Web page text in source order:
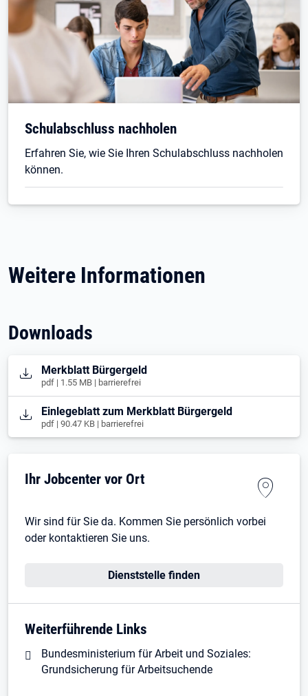
Schulabschluss nachholen
Erfahren Sie, wie Sie Ihren Schulabschluss nachholen
können.
Weitere Informationen
Downloads
Öffnet in neuem Tab
Merkblatt Bürgergeld
pdf | 1.55 MB | barrierefrei
Öffnet in neuem Tab
Einlegeblatt zum Merkblatt Bürgergeld
pdf | 90.47 KB | barrierefrei
Ihr Jobcenter vor Ort
Wir sind für Sie da. Kommen Sie persönlich vorbei
oder kontaktieren Sie uns.
Dienststelle finden
Weiterführende Links
Bundesministerium für Arbeit und Soziales:
Grundsicherung für Arbeitsuchende